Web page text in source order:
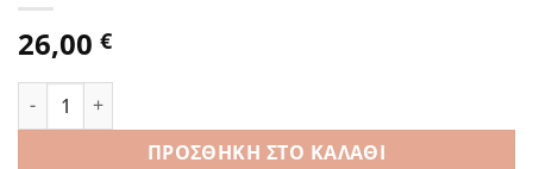
26,00 €
Ασημένιο δαχτυλίδι “Daemon” μικρό ποσότητα
ΠΡΟΣΘΉΚΗ ΣΤΟ ΚΑΛΆΘΙ